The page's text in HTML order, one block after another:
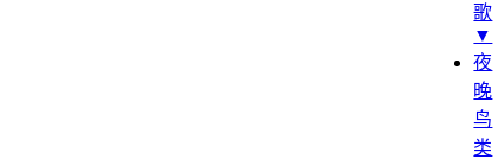
歌
▼
夜
晚
鸟
类